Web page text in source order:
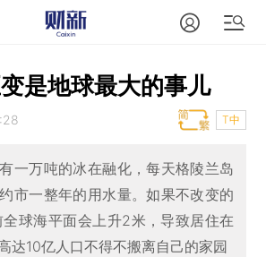
是地球最大的事儿
T中
一万吨的冰在融化，每天格陵兰岛
市一整年的用水量。如果不改变的
球海平面会上升2米，导致居住在
达10亿人口不得不搬离自己的家园